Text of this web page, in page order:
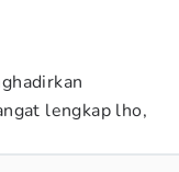
lengkap lho,